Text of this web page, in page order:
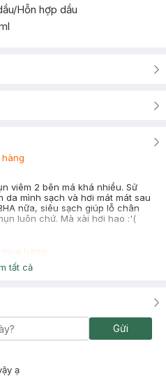
Hỗn hợp dầu
viêm 2 bên má khá nhiều. Sử
da mình sạch và hơi mát mát sau
nữa, siêu sạch giúp lỗ chân
luôn chứ. Mà xài hơi hao :'(
hàng
cồn hay paraben hay huơng
gì các vùng da khác trên
sâu siêu tốt nhưng không gây
tất cả
Gửi
ạ